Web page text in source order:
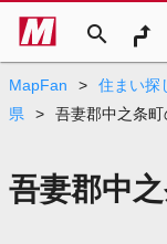
search
MapFan > 住まい探
県
> 吾妻郡中之条
吾妻郡中